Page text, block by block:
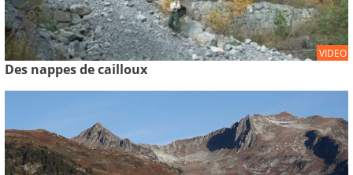
VIDEO
Des nappes de cailloux